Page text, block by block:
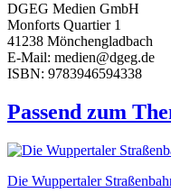
DGEG Medien GmbH
Monforts Quartier 1
41238 Mönchengladbach
E-Mail: medien@dgeg.de
ISBN: 9783946594338
Passend zum
Die Wuppertaler